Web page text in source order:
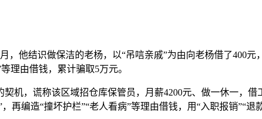
，他结识做保洁的老杨，以“吊唁亲戚”为由向老杨借了400
理由借钱，累计骗取5万元。
机，谎称该区域招仓库保管员，月薪4200元、做一休一，
再编造“撞坏护栏”“老人看病”等理由借钱，用“入职报销”“